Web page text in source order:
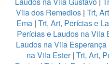
Vila dos Remedios| Trt,
Ema | Trt, Art, Perícias e
Perícias e Laudos na Vila
Laudos na Vila Esperança
na Vila Ester| Trt, Art,